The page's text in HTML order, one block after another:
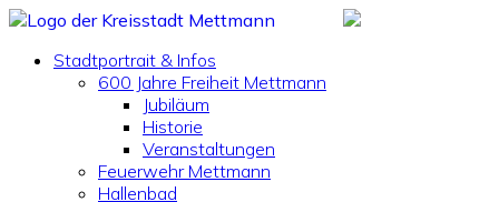
Stadtportrait & Infos
600 Jahre Freiheit Mettmann
Jubiläum
Historie
Veranstaltungen
Feuerwehr Mettmann
Hallenbad